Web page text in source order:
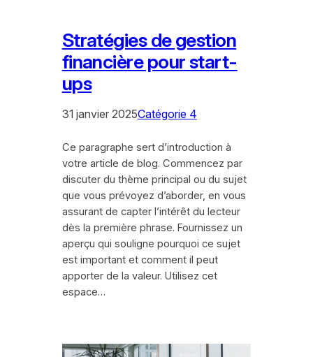
Stratégies de gestion
financière pour start-
ups
31 janvier 2025Catégorie 4
Ce paragraphe sert d’introduction à
votre article de blog. Commencez par
discuter du thème principal ou du sujet
que vous prévoyez d’aborder, en vous
assurant de capter l’intérêt du lecteur
dès la première phrase. Fournissez un
aperçu qui souligne pourquoi ce sujet
est important et comment il peut
apporter de la valeur. Utilisez cet
espace…